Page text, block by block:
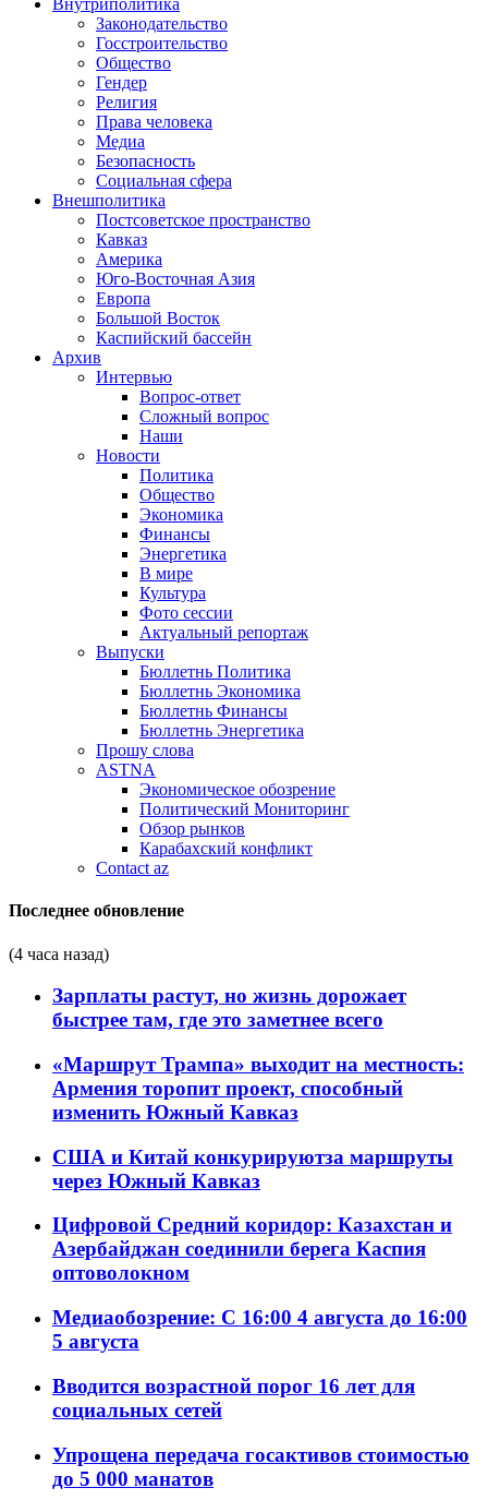
Внутриполитика
Законодательство
Госстроительство
Общество
Гендер
Религия
Права человека
Медиа
Безопасность
Социальная сфера
Внешполитика
Постсоветское пространство
Кавказ
Америка
Юго-Восточная Азия
Европа
Большой Восток
Каспийский бассейн
Архив
Интервью
Вопрос-ответ
Сложный вопрос
Наши
Новости
Политика
Общество
Экономика
Финансы
Энергетика
В мире
Культура
Фото сессии
Актуальный репортаж
Выпуски
Бюллетнь Политика
Бюллетнь Экономика
Бюллетнь Финансы
Бюллетнь Энергетика
Прошу слова
ASTNA
Экономическое обозрение
Политический Мониторинг
Обзор рынков
Карабахский конфликт
Contact az
Последнее обновление
(4 часа назад)
Зарплаты растут, но жизнь дорожает
быстрее там, где это заметнее всего
«Маршрут Трампа» выходит на местность:
Армения торопит проект, способный
изменить Южный Кавказ
США и Китай конкурируютза маршруты
через Южный Кавказ
Цифровой Средний коридор: Казахстан и
Азербайджан соединили берега Каспия
оптоволокном
Медиаобозрение: С 16:00 4 августа до 16:00
5 августа
Вводится возрастной порог 16 лет для
социальных сетей
Упрощена передача госактивов стоимостью
до 5 000 манатов